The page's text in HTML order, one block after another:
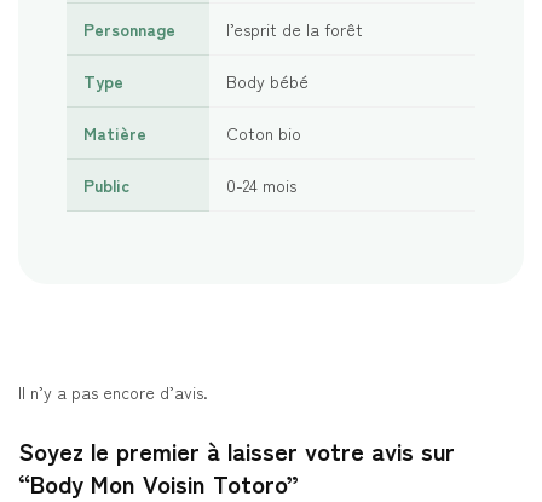
Personnage l’esprit de la forêt
Type Body bébé
Matière Coton bio
Public 0-24 mois
Il n’y a pas encore d’avis.
Soyez le premier à laisser votre avis sur
“Body Mon Voisin Totoro”